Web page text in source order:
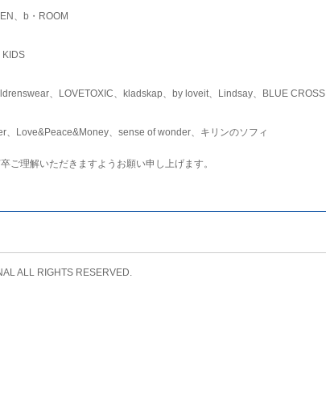
、b・ROOM
KIDS
、LOVETOXIC、kladskap、by loveit、Lindsay、BLUE CROSS
Love&Peace&Money、sense of wonder、キリンのソフィ
ご理解いただきますようお願い申し上げます。